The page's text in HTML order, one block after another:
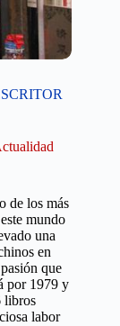
de los más
mundo
una
en
que
por 1979 y
libros
labor